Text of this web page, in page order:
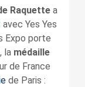
Raquettea
avec Yes Yes
Expo porte
la médaille
de France
de Paris :